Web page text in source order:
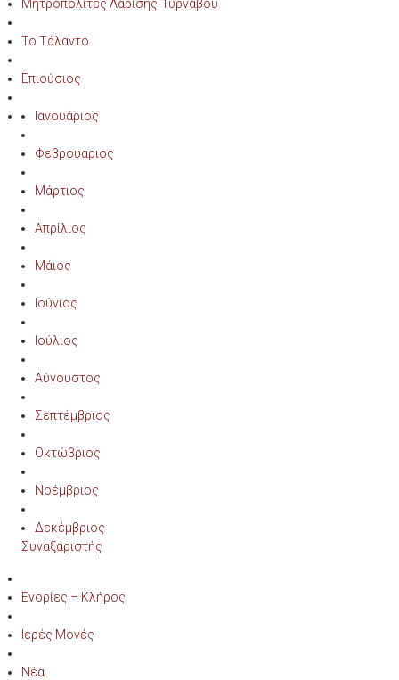
Μητροπολίτες Λαρίσης-Τυρνάβου
Το Τάλαντο
Επιούσιος
Ιανουάριος
Φεβρουάριος
Μάρτιος
Απρίλιος
Μάιος
Ιούνιος
Ιούλιος
Αύγουστος
Σεπτέμβριος
Οκτώβριος
Νοέμβριος
Δεκέμβριος
Συναξαριστής
Ενορίες – Κλήρος
Ιερές Μονές
Νέα